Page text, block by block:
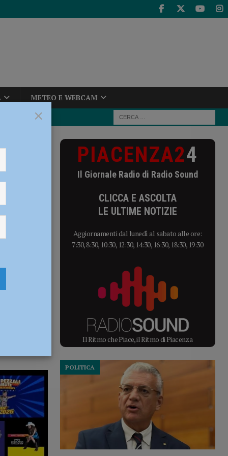
METEO E WEBCAM
la cifra
PIACENZA24
Il Giornale Radio di Radio Sound
CLICCA E ASCOLTA
LE ULTIME NOTIZIE
Aggiornamenti dal lunedì al sabato alle ore:
7:30, 8:30, 10:30, 12:30, 14:30, 16:30, 18:30, 19:30
Il Ritmo che Piace, il Ritmo di Piacenza
POLITICA
×